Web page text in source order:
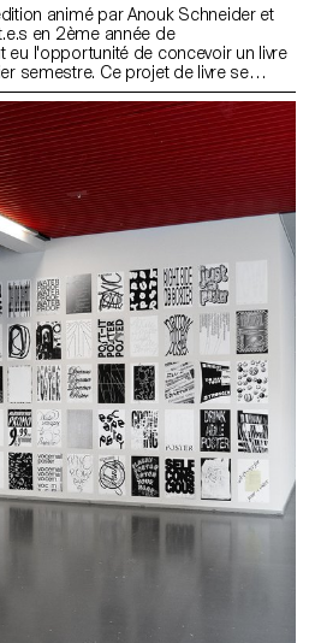
animé par Anouk Schneider et
en 2ème année de
eu l'opportunité de concevoir un livre
semestre. Ce projet de livre se
contemporaine visant à créer un
forme et contenu
éditorial. Les étudiant.e.s ont
liberté artistique à tous les niveaux
de format, de choix de papier,
d'illustrations, de texte ou de
ce cours, le livre d'artiste peut
modalités d'illustrations, telles
la mise en contexte, le
mis sur la vision artistique de
mis en œuvre pour la concrétiser.
rôles multiples en tant qu'éditeur,
ainsi les responsabilités de
photographe, styliste, illustrateur,
et secrétaire de rédaction. Ce
éditorial contemporain en explorant
de contenu maîtrisé.